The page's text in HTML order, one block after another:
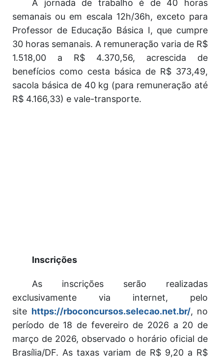
A jornada de trabalho é de 40 horas
semanais ou em escala 12h/36h, exceto para
Professor de Educação Básica I, que cumpre
30 horas semanais. A remuneração varia de R$
1.518,00 a R$ 4.370,56, acrescida de
benefícios como cesta básica de R$ 373,49,
sacola básica de 40 kg (para remuneração até
R$ 4.166,33) e vale-transporte.
Inscrições
As inscrições serão realizadas
exclusivamente via internet, pelo
site https://rboconcursos.selecao.net.br/, no
período de 18 de fevereiro de 2026 a 20 de
março de 2026, observado o horário oficial de
Brasília/DF. As taxas variam de R$ 9,20 a R$